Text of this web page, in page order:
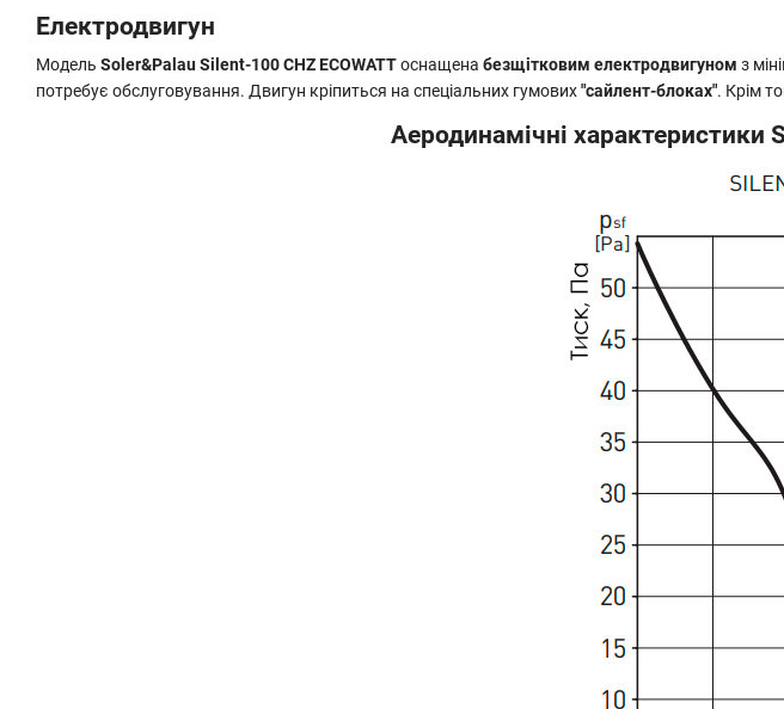
Електродвигун
Модель Soler&Palau Silent-100 CHZ ECOWATTоснащена безщітковим електродвигуном з
потребує обслуговування. Двигун кріпиться на спеціальних гумових"сайлент-блоках". Крім
Аеродинамічні характеристики